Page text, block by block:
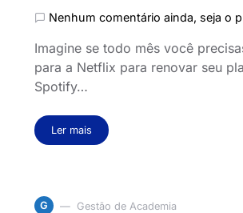
Nenhum comentário ainda, seja o
Imagine se todo mês você
para a Netflix para renovar seu
Spotify…
Ler mais
G Gestão de Academia